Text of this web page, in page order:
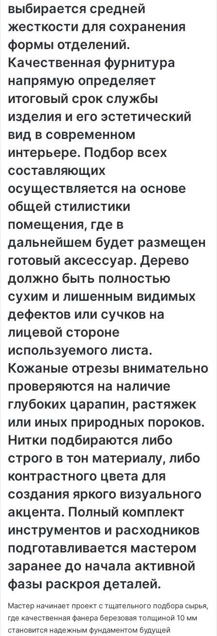
выбирается средней
жесткости для сохранения
формы отделений.
Качественная фурнитура
напрямую определяет
итоговый срок службы
изделия и его эстетический
вид в современном
интерьере. Подбор всех
составляющих
осуществляется на основе
общей стилистики
помещения, где в
дальнейшем будет размещен
готовый аксессуар. Дерево
должно быть полностью
сухим и лишенным видимых
дефектов или сучков на
лицевой стороне
используемого листа.
Кожаные отрезы внимательно
проверяются на наличие
глубоких царапин, растяжек
или иных природных пороков.
Нитки подбираются либо
строго в тон материалу, либо
контрастного цвета для
создания яркого визуального
акцента. Полный комплект
инструментов и расходников
подготавливается мастером
заранее до начала активной
фазы раскроя деталей.
Мастер начинает проект с тщательного подбора сырья,
где качественная фанера березовая толщиной 10 мм
становится надежным фундаментом будущей